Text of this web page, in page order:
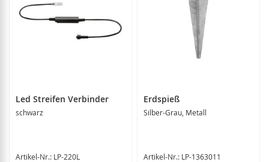
Led Streifen Verbinder
schwarz
Artikel-Nr.: LP-220L
Erdspieß
Silber-Grau, Metall
Artikel-Nr.: LP-1363011